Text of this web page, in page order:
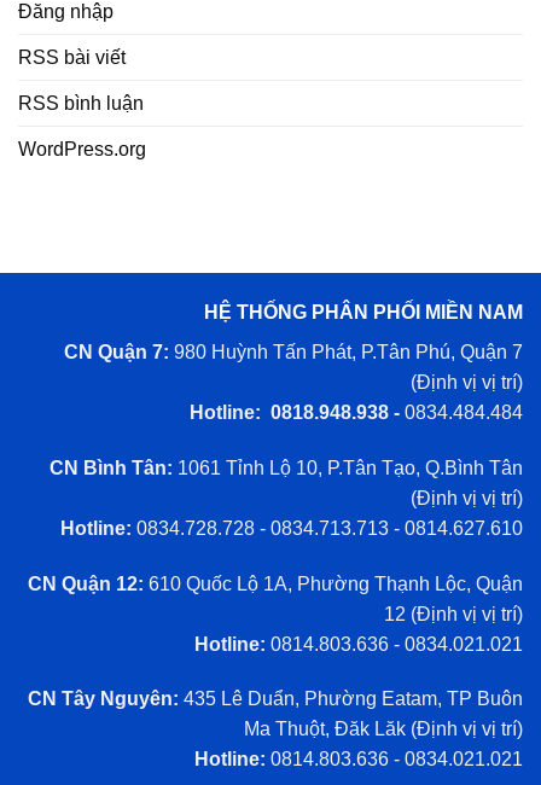
Đăng nhập
RSS bài viết
RSS bình luận
WordPress.org
HỆ THỐNG PHÂN PHỐI MIỀN NAM
CN Quận 7: 980 Huỳnh Tấn Phát, P.Tân Phú, Quận 7
(Định vị vị trí)
Hotline: 0818.948.938 - 0834.484.484
CN Bình Tân: 1061 Tỉnh Lộ 10, P.Tân Tạo, Q.Bình Tân
(Định vị vị trí)
Hotline: 0834.728.728 - 0834.713.713 - 0814.627.610
CN Quận 12: 610 Quốc Lộ 1A, Phường Thạnh Lộc, Quận
12 (Định vị vị trí)
Hotline: 0814.803.636 - 0834.021.021
CN Tây Nguyên: 435 Lê Duẩn, Phường Eatam, TP Buôn
Ma Thuột, Đăk Lăk (Định vị vị trí)
Hotline: 0814.803.636 - 0834.021.021